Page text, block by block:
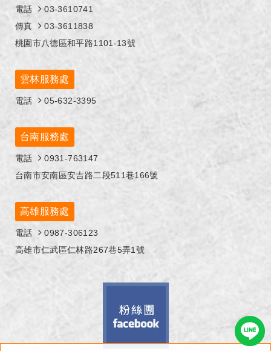
電話
03-3610741
傳真
03-3611838
桃園市八德區和平路1101-13號
雲林服務處
電話 05-632-3395
台南服務處
電話
0931-763147
台南市安南區安吉路二段511巷166號
高雄服務處
電話
0987-306123
高雄市仁武區仁林路267巷5弄1號